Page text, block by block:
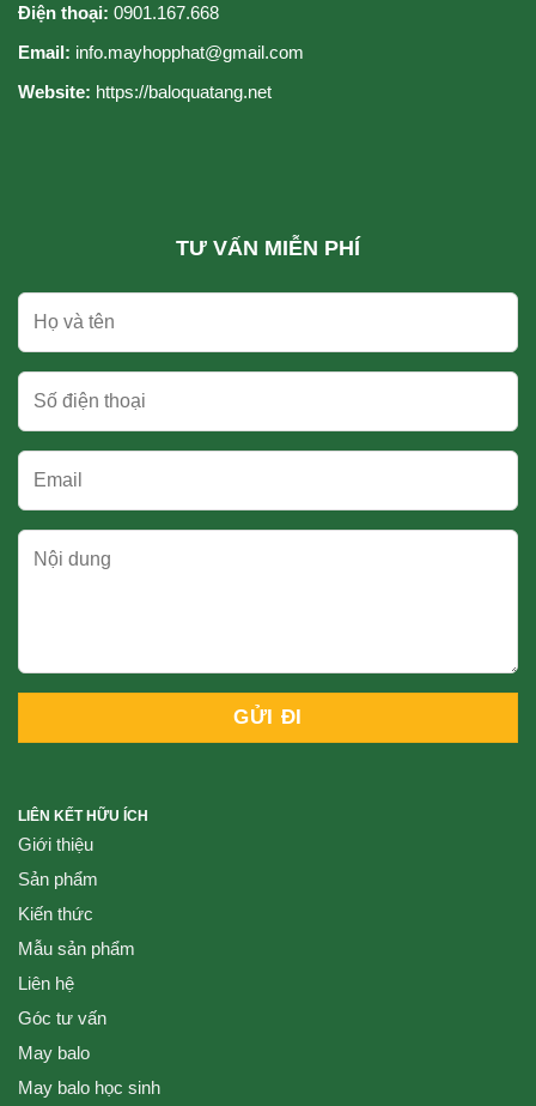
Điện thoại: 0901.167.668
Email: info.mayhopphat@gmail.com
Website: https://baloquatang.net
TƯ VẤN MIỄN PHÍ
LIÊN KẾT HỮU ÍCH
Giới thiệu
Sản phẩm
Kiến thức
Mẫu sản phẩm
Liên hệ
Góc tư vấn
May balo
May balo học sinh